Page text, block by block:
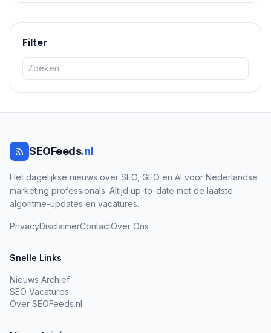
Filter
SEOFeeds.nl
Het dagelijkse nieuws over SEO, GEO en AI voor Nederlandse
marketing professionals. Altijd up-to-date met de laatste
algoritme-updates en vacatures.
PrivacyDisclaimerContactOver Ons
Snelle Links
Nieuws Archief
SEO Vacatures
Over SEOFeeds.nl